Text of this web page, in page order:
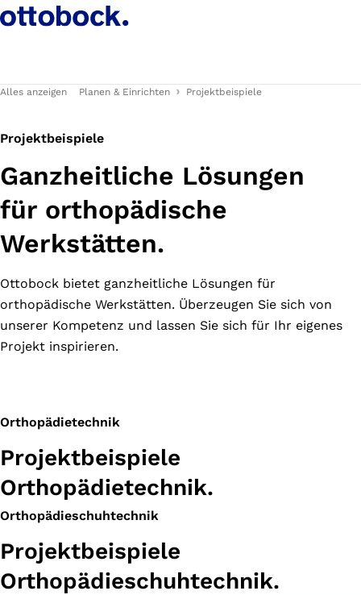
Alles anzeigen Planen & Einrichten Projektbeispiele
Projektbeispiele
Ganzheitliche Lösungen
für orthopädische
Werkstätten.
Ottobock bietet ganzheitliche Lösungen für
orthopädische Werkstätten. Überzeugen Sie sich von
unserer Kompetenz und lassen Sie sich für Ihr eigenes
Projekt inspirieren.
Orthopädietechnik
Projektbeispiele
Orthopädietechnik.
Orthopädieschuhtechnik
Projektbeispiele
Orthopädieschuhtechnik.